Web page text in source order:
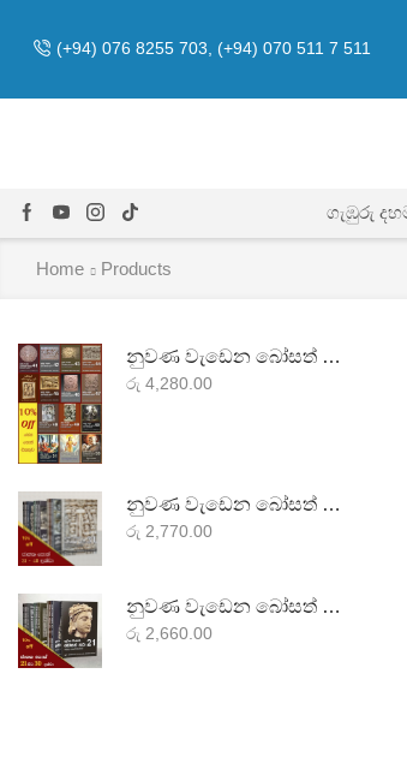
(+94) 076 8255 703, (+94) 070 511 7 511
ගැඹුරු
Home Products
නුවණ වැඩෙන බෝසත් කථා පොත් එකතුව-5
රු 4,280.00
නුවණ වැඩෙන බෝසත් කථා පොත් එකතුව-4
රු 2,770.00
නුවණ වැඩෙන බෝසත් කථා පොත් එකතුව-3
රු 2,660.00